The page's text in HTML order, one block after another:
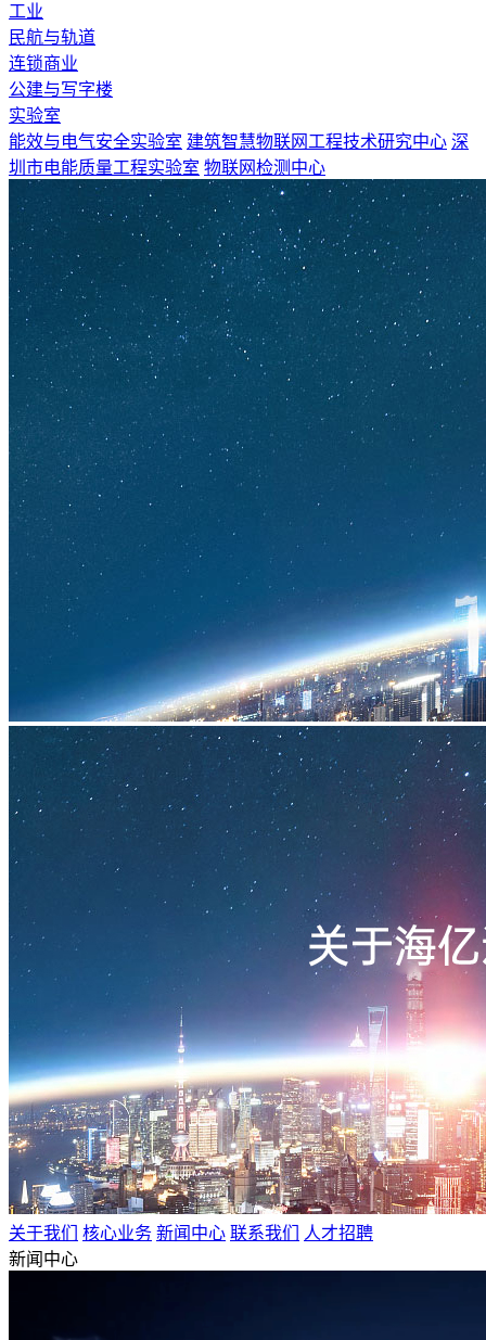
工业
民航与轨道
连锁商业
公建与写字楼
实验室
能效与电气安全实验室 建筑智慧物联网工程技术研究中心 深
圳市电能质量工程实验室 物联网检测中心
关于我们 核心业务 新闻中心 联系我们
人才招聘
新闻中心